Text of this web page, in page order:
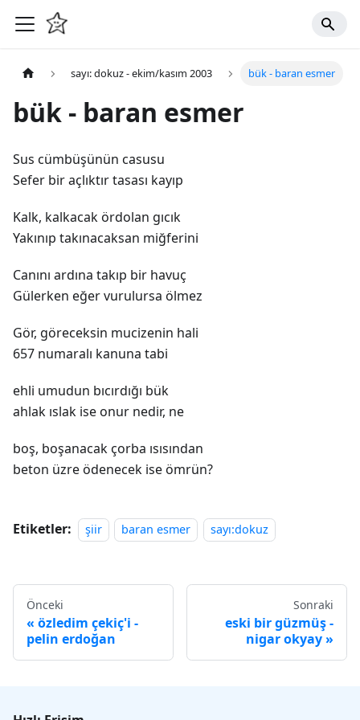
sayı: dokuz - ekim/kasım 2003 bük - baran esmer
bük - baran esmer
Sus cümbüşünün casusu
Sefer bir açlıktır tasası kayıp
Kalk, kalkacak ördolan gıcık
Yakınıp takınacaksan miğferini
Canını ardına takıp bir havuç
Gülerken eğer vurulursa ölmez
Gör, göreceksin mucizenin hali
657 numaralı kanuna tabi
ehli umudun bıcırdığı bük
ahlak ıslak ise onur nedir, ne
boş, boşanacak çorba ısısından
beton üzre ödenecek ise ömrün?
Etiketler: şiir baran esmer sayı:dokuz
Önceki
özledim çekiç'i -
pelin erdoğan
Sonraki
eski bir güzmüş -
nigar okyay